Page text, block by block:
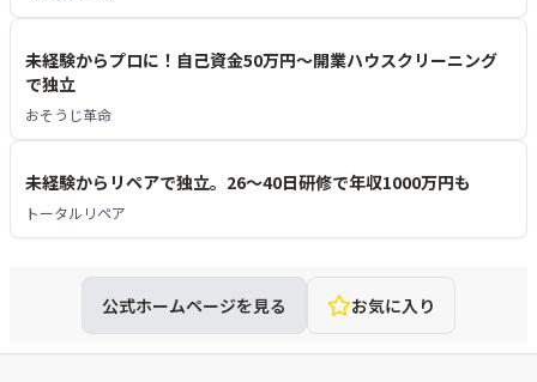
未経験からプロに！自己資金50万円～開業ハウスクリーニング
で独立
おそうじ革命
未経験からリペアで独立。26〜40日研修で年収1000万円も
トータルリペア
公式ホームページを見る お気に入り